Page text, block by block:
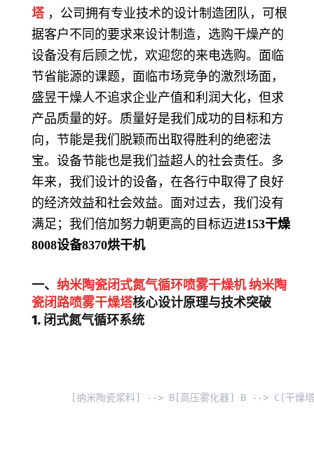
塔 ，公司拥有专业技术的设计制造团队，可根
据客户不同的要求来设计制造，选购干燥产的
设备没有后顾之忧，欢迎您的来电选购。面临
节省能源的课题，面临市场竞争的激烈场面，
盛昱干燥人不追求企业产值和利润大化，但求
产品质量的好。质量好是我们成功的目标和方
向，节能是我们脱颖而出取得胜利的绝密法
宝。设备节能也是我们益超人的社会责任。多
年来，我们设计的设备，在各行中取得了良好
的经济效益和社会效益。面对过去，我们没有
满足；我们倍加努力朝更高的目标迈进153干燥
8008设备8370烘干机
一、 纳米陶瓷闭式氮气循环喷雾干燥机 纳米陶
瓷闭路喷雾干燥塔核心设计原理与技术突破
1. 闭式氮气循环系统
[纳米陶瓷浆料] --> B[高压雾化器] B --> C[干燥